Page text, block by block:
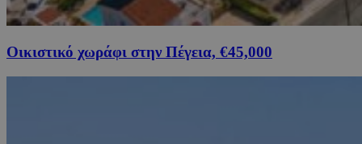
Οικιστικό χωράφι στην Πέγεια, €45,000